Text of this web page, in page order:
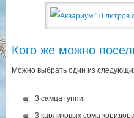
Кого же можно
Можно выбрать один из
3 самца гуппи;
3 карликовых сома